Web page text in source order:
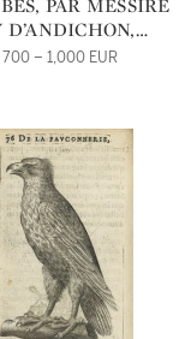
PAR MESSIRE
DE
VERONESE],
– 1,000 EUR